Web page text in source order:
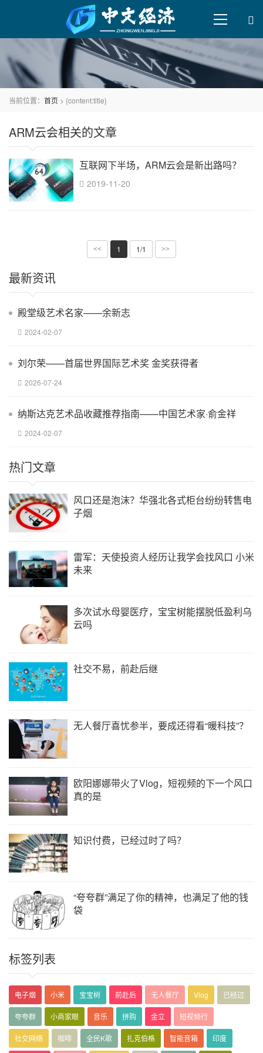
当前位置： 首页 > {content:title}
ARM云会相关的文章
互联网下半场，ARM云会是新出路吗？
2019-11-20
<< 1 1/1 >>
最新资讯
殿堂级艺术名家——余新志
2024-02-07
刘尔荣——首届世界国际艺术奖 金奖获得者
2026-07-24
纳斯达克艺术品收藏推荐指南——中国艺术家·俞金祥
2024-02-07
热门文章
风口还是泡沫？华强北各式柜台纷纷转售电
子烟
雷军：天使投资人经历让我学会找风口 小米
未来
多次试水母婴医疗，宝宝树能摆脱低盈利乌
云吗
社交不易，前赴后继
无人餐厅喜忧参半，要成还得看“暖科技”？
欧阳娜娜带火了Vlog，短视频的下一个风口
真的是
知识付费，已经过时了吗？
“夸夸群”满足了你的精神，也满足了他的钱
袋
标签列表
电子烟 小米 宝宝树 前赴后 无人餐厅 Vlog 已经过
夸夸群 小商家眼 音乐 拼购 金立 短视频行
社交网络 咖啡 全民K歌 扎克伯格 智能音箱 印度